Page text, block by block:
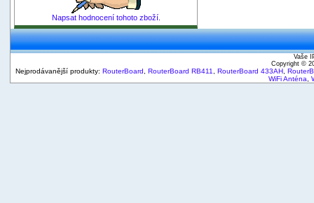
Napsat hodnocení tohoto zboží.
Vaše
Copyright ©
Nejprodávanější produkty: RouterBoard RouterBoard RB411 RouterBoard 433AH
WiFi Anténa